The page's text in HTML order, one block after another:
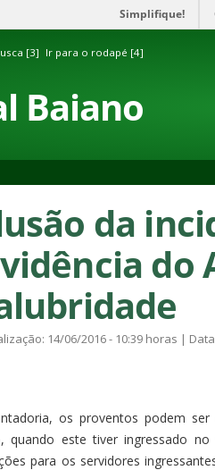
Simplifique!
[3] Ir para o rodapé [4]
Baiano
da
do
14/06/2016 - 10:39 horas |
os proventos podem
quando este tiver ingressado
para os servidores